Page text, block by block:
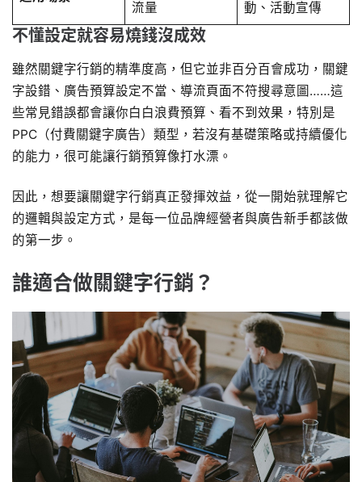
流量 動、活動宣傳
不懂設定就容易燒錢沒成效
雖然關鍵字行銷的精準度高，但它並非百分百會成功，關鍵
字設錯、廣告預算設定不當、導流頁面不符搜尋意圖……這
些常見錯誤都會讓你白白浪費預算、看不到效果，特別是
PPC（付費關鍵字廣告）類型，若沒有基礎策略或持續優化
的能力，很可能讓行銷預算像打水漂。
因此，想要讓關鍵字行銷真正發揮效益，從一開始就理解它
的邏輯與設定方式，是每一位品牌經營者與廣告新手都該做
的第一步。
誰適合做關鍵字行銷？